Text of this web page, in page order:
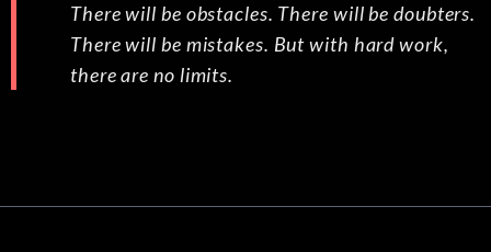
There will be obstacles. There will be doubters.
There will be mistakes. But with hard work,
there are no limits.